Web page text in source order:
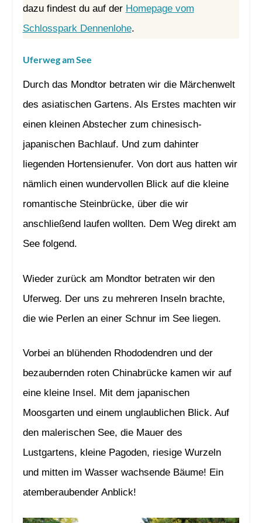
dazu findest du auf der Homepage vom
Schlosspark Dennenlohe.
Uferweg am See
Durch das Mondtor betraten wir die Märchenwelt
des asiatischen Gartens. Als Erstes machten wir
einen kleinen Abstecher zum chinesisch-
japanischen Bachlauf. Und zum dahinter
liegenden Hortensienufer. Von dort aus hatten wir
nämlich einen wundervollen Blick auf die kleine
romantische Steinbrücke, über die wir
anschließend laufen wollten. Dem Weg direkt am
See folgend.
Wieder zurück am Mondtor betraten wir den
Uferweg. Der uns zu mehreren Inseln brachte,
die wie Perlen an einer Schnur im See liegen.
Vorbei an blühenden Rhododendren und der
bezaubernden roten Chinabrücke kamen wir auf
eine kleine Insel. Mit dem japanischen
Moosgarten und einem unglaublichen Blick. Auf
den malerischen See, die Mauer des
Lustgartens, kleine Pagoden, riesige Wurzeln
und mitten im Wasser wachsende Bäume! Ein
atemberaubender Anblick!